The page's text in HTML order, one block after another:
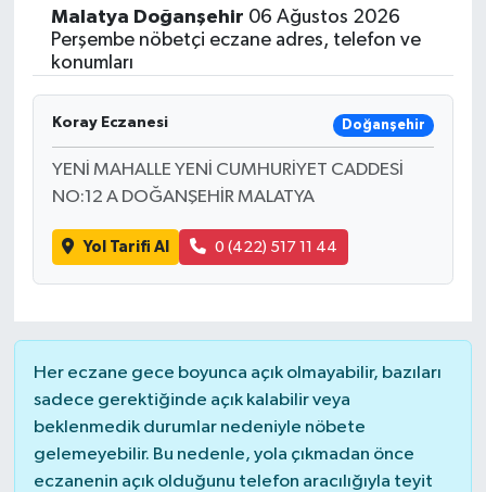
Malatya Doğanşehir 06 Ağustos 2026
Perşembe nöbetçi eczane adres, telefon ve
konumları
Koray Eczanesi Doğanşehir
YENİ MAHALLE YENİ CUMHURİYET CADDESİ
NO:12 A DOĞANŞEHİR MALATYA
Yol Tarifi Al 0 (422) 517 11 44
Her eczane gece boyunca açık olmayabilir, bazıları
sadece gerektiğinde açık kalabilir veya
beklenmedik durumlar nedeniyle nöbete
gelemeyebilir. Bu nedenle, yola çıkmadan önce
eczanenin açık olduğunu telefon aracılığıyla teyit